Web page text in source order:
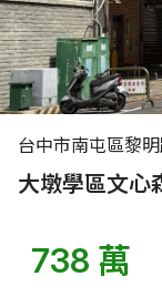
台中市南屯區黎
大墩學區文心
738 萬